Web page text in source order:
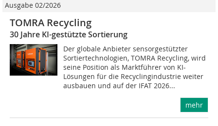
Ausgabe 02/2026
TOMRA Recycling
30 Jahre KI-gestützte Sortierung
Der globale Anbieter sensorgestützter
Sortiertechnologien, TOMRA Recycling, wird
seine Position als Marktführer von KI-
Lösungen für die Recyclingindustrie weiter
ausbauen und auf der IFAT 2026...
mehr